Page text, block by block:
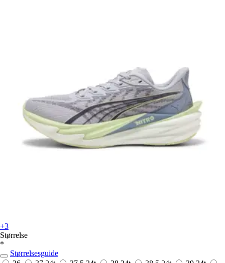
+3
Størrelse
*
Størrelsesguide